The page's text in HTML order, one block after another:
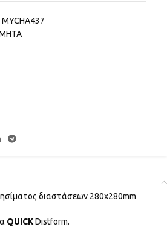
MYCHA437
διαστάσεων 280x280mm
QUICKDistform.